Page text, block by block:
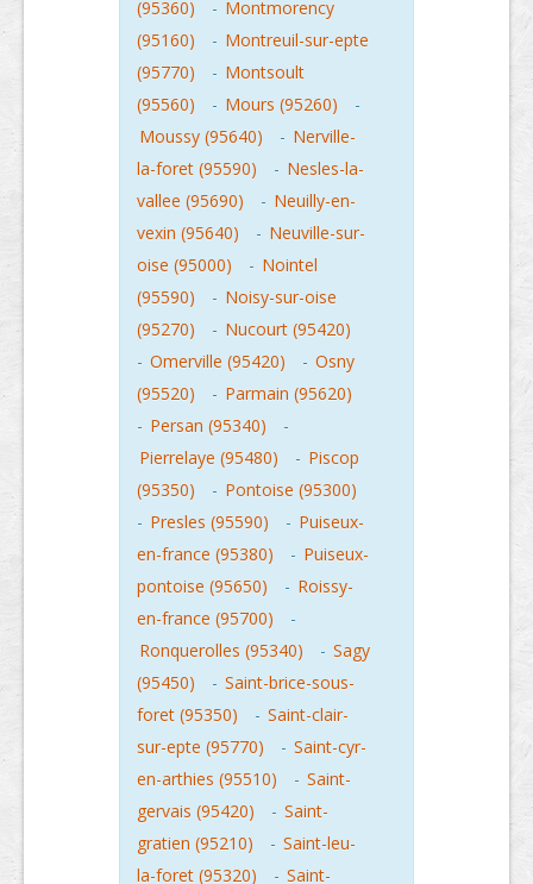
(95360)
- Montmorency
(95160)
- Montreuil-sur-epte
(95770)
- Montsoult
(95560)
- Mours (95260)
-
Moussy (95640)
- Nerville-
la-foret (95590)
- Nesles-la-
vallee (95690)
- Neuilly-en-
vexin (95640)
- Neuville-sur-
oise (95000)
- Nointel
(95590)
- Noisy-sur-oise
(95270)
- Nucourt (95420)
- Omerville (95420) - Osny
(95520)
- Parmain (95620)
- Persan (95340)
-
Pierrelaye (95480)
- Piscop
(95350)
- Pontoise (95300)
- Presles (95590) - Puiseux-
en-france (95380)
- Puiseux-
pontoise (95650)
- Roissy-
en-france (95700)
-
Ronquerolles (95340)
- Sagy
(95450)
- Saint-brice-sous-
foret (95350)
- Saint-clair-
sur-epte (95770)
- Saint-cyr-
en-arthies (95510)
- Saint-
gervais (95420)
- Saint-
gratien (95210)
- Saint-leu-
la-foret (95320)
- Saint-